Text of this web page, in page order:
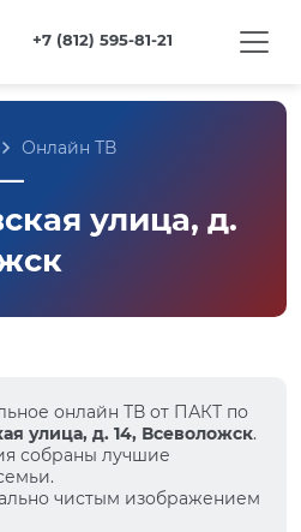
+7 (812) 595-81-21
Онлайн ТВ
улица, д.
онлайн ТВ от ПАКТ по
улица, д. 14, Всеволожск.
собраны лучшие
чистым изображением